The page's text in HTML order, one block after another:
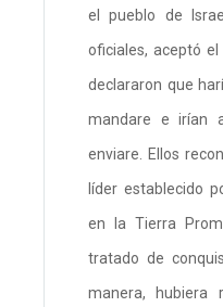
el pueblo de
oficiales, aceptó
declararon que
mandare e irían
enviare. Ellos
líder establecido
en la Tierra
tratado de
manera, hubiera